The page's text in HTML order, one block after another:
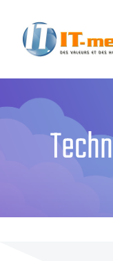
contenu